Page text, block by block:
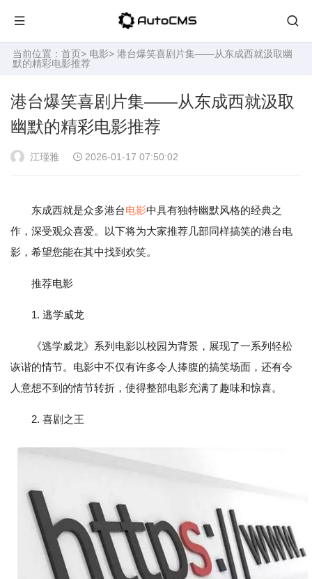
当前位置： 首页> 电影> 港台爆笑喜剧片集——从东成西就汲取幽
默的精彩电影推荐
港台爆笑喜剧片集——从东成西就汲取
幽默的精彩电影推荐
江瑾雅 2026-01-17 07:50:02
东成西就是众多港台电影中具有独特幽默风格的经典之
作，深受观众喜爱。以下将为大家推荐几部同样搞笑的港台电
影，希望您能在其中找到欢笑。
推荐电影
1. 逃学威龙
《逃学威龙》系列电影以校园为背景，展现了一系列轻松
诙谐的情节。电影中不仅有许多令人捧腹的搞笑场面，还有令
人意想不到的情节转折，使得整部电影充满了趣味和惊喜。
2. 喜剧之王